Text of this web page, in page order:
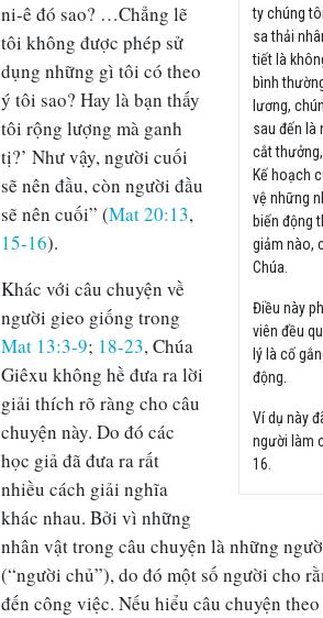
ty chúng
sa thải
tiết là
bình
lương,
sau đến là
cắt
Kế hoạch
vệ những
biến động
giảm nào,
Chúa.
Điều này
viên đều
lý là cố
động.
Ví dụ này
người làm
16.
ni-ê đó sao? …Chẳng lẽ
tôi không được phép sử
dụng những gì tôi có theo
ý tôi sao? Hay là bạn thấy
tôi rộng lượng mà ganh
tị?’ Như vậy, người cuối
sẽ nên đầu, còn người đầu
sẽ nên cuối” (Mat 20:13,
15-16).
Khác với câu chuyện về
người gieo giống trong
Mat 13:3-9; 18-23, Chúa
Giêxu không hề đưa ra lời
giải thích rõ ràng cho câu
chuyện này. Do đó các
học giả đã đưa ra rất
nhiều cách giải nghĩa
khác nhau. Bởi vì những
nhân vật trong câu chuyện là những
(“người chủ”), do đó một số người cho
đến công việc. Nếu hiểu câu chuyện